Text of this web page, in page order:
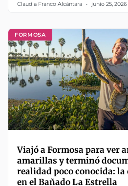
Claudia Franco Alcántara junio 25, 2026
FORMOSA
Viajó a Formosa para ver
amarillas y terminó
realidad poco conocida: la
en el Bañado La Estrella